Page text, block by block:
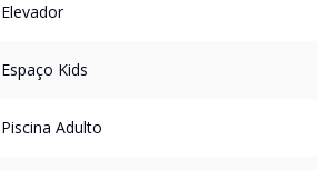
Elevador
Espaço Kids
Piscina Adulto